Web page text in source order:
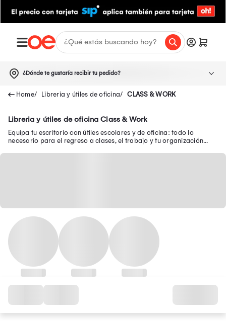
¿Dónde te gustaría recibir tu pedido?
Libreria y útiles de oficina CLASS & WORK
Libreria y útiles de oficina Class & Work
Equipa tu escritorio con útiles escolares y de oficina: todo lo
necesario para el regreso a clases, el trabajo y tu organización